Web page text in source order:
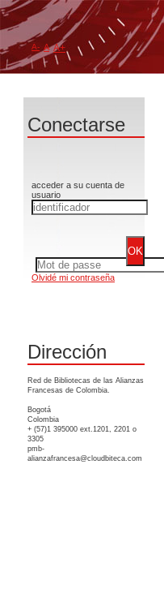
A- A A+
Conectarse
acceder a su cuenta de
usuario
Olvidé mi contraseña
Dirección
Red de Bibliotecas de las Alianzas
Francesas de Colombia.
Bogotá
Colombia
+ (57)1 395000 ext.1201, 2201 o
3305
pmb-
alianzafrancesa@cloudbiteca.com